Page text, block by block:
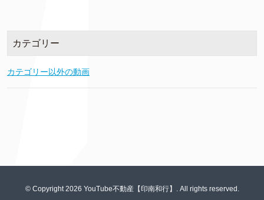
カテゴリー
カテゴリー以外の動画
© Copyright 2026 YouTube不動産【印南和行】. All rights reserved.